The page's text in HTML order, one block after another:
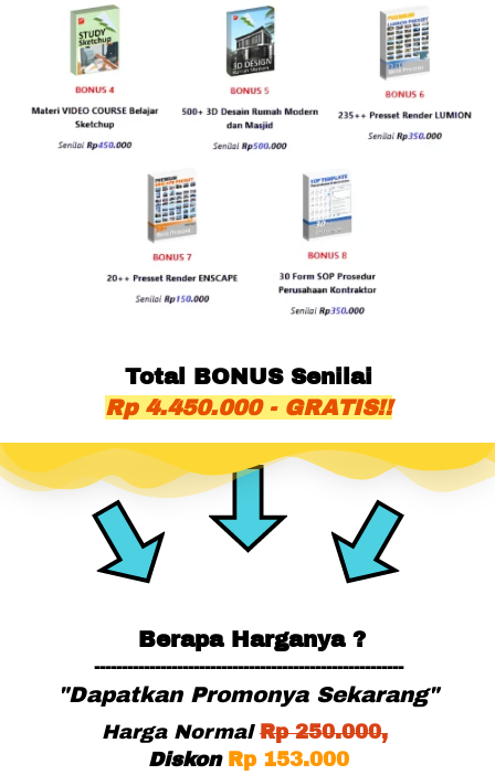
Total BONUS Senilai
Rp 4.450.000 - GRATIS!!
Berapa Harganya ?
--------------------------------------------------------
"Dapatkan Promonya Sekarang"
Harga Normal Rp 250.000,
Diskon
Rp 153.000